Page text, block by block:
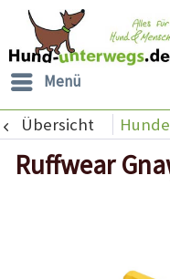
Menü
Übersicht
Ruffwear